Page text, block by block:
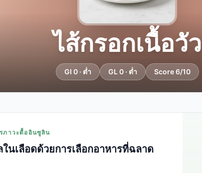
ไส้กรอกเนื้อวัว
GI 0 · ต่ำ GL 0 · ต่ำ Score 6/10
ภาวะดื้ออินซูลิน
นเลือดด้วยการเลือกอาหารที่ฉลาด